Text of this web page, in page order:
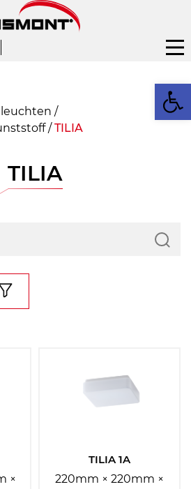
/
/ TILIA
TILIA
×
TILIA 1A
220mm × 220mm ×